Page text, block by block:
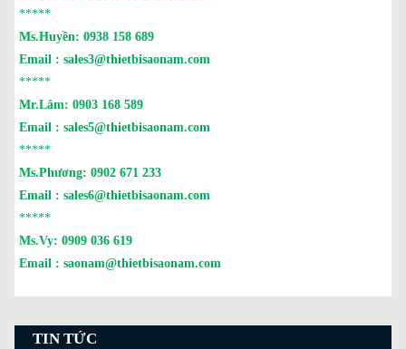
*****
Ms.Huyền: 0938 158 689
Email : sales3@thietbisaonam.com
*****
Mr.Lâm: 0903 168 589
Email : sales5@thietbisaonam.com
*****
Ms.Phương: 0902 671 233
Email : sales6@thietbisaonam.com
*****
Ms.Vy: 0909 036 619
Email : saonam@thietbisaonam.com
TIN TỨC